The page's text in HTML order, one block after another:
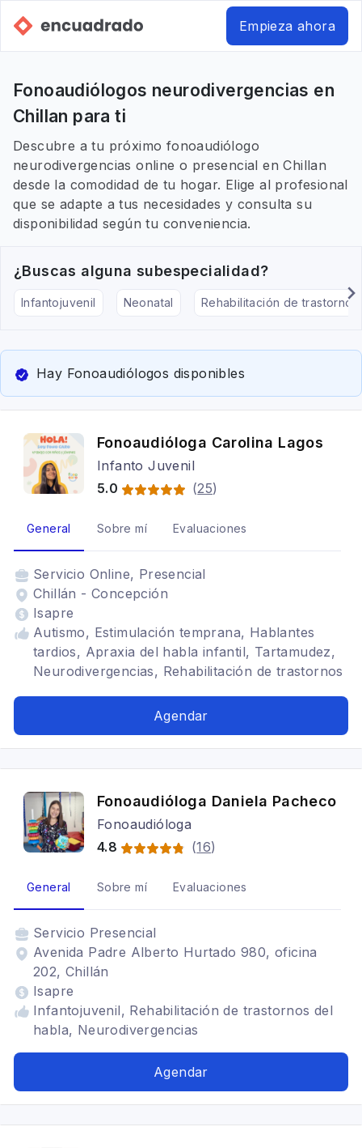
Empieza ahora
Fonoaudiólogos neurodivergencias en
Chillan para ti
Descubre a tu próximo fonoaudiólogo
neurodivergencias online o presencial en Chillan
desde la comodidad de tu hogar. Elige al profesional
que se adapte a tus necesidades y consulta su
disponibilidad según tu conveniencia.
¿Buscas alguna subespecialidad?
Infantojuvenil Neonatal Rehabilitación de
Hay Fonoaudiólogos disponibles
Fonoaudióloga Carolina Lagos
Infanto Juvenil
5.0
(25)
General Sobre mí Evaluaciones
Servicio Online, Presencial
Chillán - Concepción
Isapre
Autismo, Estimulación temprana, Hablantes
tardios, Apraxia del habla infantil, Tartamudez,
Neurodivergencias, Rehabilitación de trastornos
Agendar
Fonoaudióloga Daniela Pacheco
Fonoaudióloga
4.8
(16)
General Sobre mí Evaluaciones
Servicio Presencial
Avenida Padre Alberto Hurtado 980, oficina
202, Chillán
Isapre
Infantojuvenil, Rehabilitación de trastornos del
habla, Neurodivergencias
Agendar